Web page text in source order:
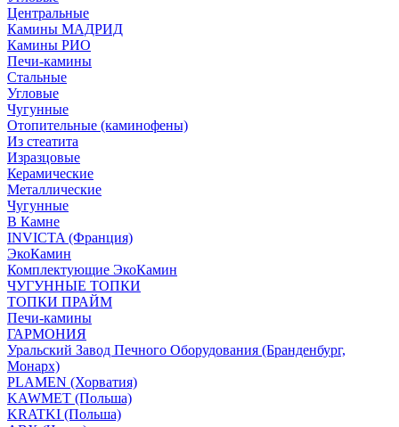
Центральные
Камины МАДРИД
Камины РИО
Печи-камины
Стальные
Угловые
Чугунные
Отопительные (каминофены)
Из стеатита
Изразцовые
Керамические
Металлические
Чугунные
В Камне
INVICTA (Франция)
ЭкоКамин
Комплектующие ЭкоКамин
ЧУГУННЫЕ ТОПКИ
ТОПКИ ПРАЙМ
Печи-камины
ГАРМОНИЯ
Уральский Завод Печного Оборудования (Бранденбург,
Монарх)
PLAMEN (Хорватия)
KAWMET (Польша)
KRATKI (Польша)